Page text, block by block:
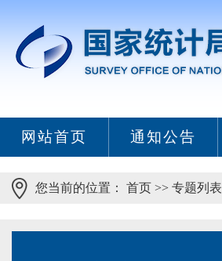
网站首页 通知公告
您当前的位置： 首页 >> 专题列表